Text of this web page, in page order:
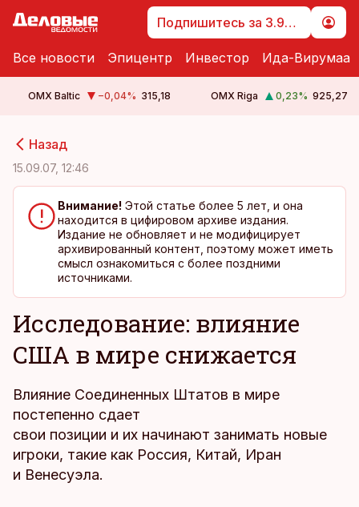
Подпишитесь за 3.99 €
Все новости Эпицентр Инвестор Ида-Вирумаа
OMX Baltic −0,04% 315,18 OMX Riga 0,23% 925,27
Назад
15.09.07, 12:46
Внимание! Этой статье более 5 лет, и она
находится в цифировом архиве издания.
Издание не обновляет и не модифицирует
архивированный контент, поэтому может иметь
смысл ознакомиться с более поздними
источниками.
Исследование: влияние
США в мире снижается
Влияние Соединенных Штатов в мире
постепенно сдает
свои позиции и их начинают занимать новые
игроки, такие как Россия, Китай, Иран
и Венесуэла.